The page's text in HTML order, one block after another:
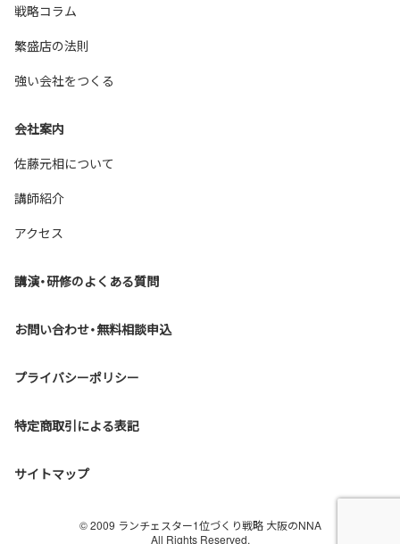
戦略コラム
繁盛店の法則
強い会社をつくる
会社案内
佐藤元相について
講師紹介
アクセス
講演・研修のよくある質問
お問い合わせ・無料相談申込
プライバシーポリシー
特定商取引による表記
サイトマップ
© 2009 ランチェスター1位づくり戦略 大阪のNNA
All Rights Reserved.